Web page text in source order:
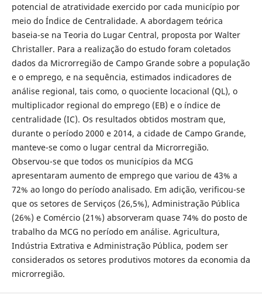
potencial de atratividade exercido por cada município por
meio do Índice de Centralidade. A abordagem teórica
baseia-se na Teoria do Lugar Central, proposta por Walter
Christaller. Para a realização do estudo foram coletados
dados da Microrregião de Campo Grande sobre a população
e o emprego, e na sequência, estimados indicadores de
análise regional, tais como, o quociente locacional (QL), o
multiplicador regional do emprego (EB) e o índice de
centralidade (IC). Os resultados obtidos mostram que,
durante o período 2000 e 2014, a cidade de Campo Grande,
manteve-se como o lugar central da Microrregião.
Observou-se que todos os municípios da MCG
apresentaram aumento de emprego que variou de 43% a
72% ao longo do período analisado. Em adição, verificou-se
que os setores de Serviços (26,5%), Administração Pública
(26%) e Comércio (21%) absorveram quase 74% do posto de
trabalho da MCG no período em análise. Agricultura,
Indústria Extrativa e Administração Pública, podem ser
considerados os setores produtivos motores da economia da
microrregião.